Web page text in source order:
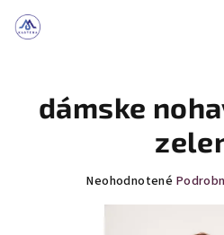
obsah
dámske
Priemerné
Neohodnotené